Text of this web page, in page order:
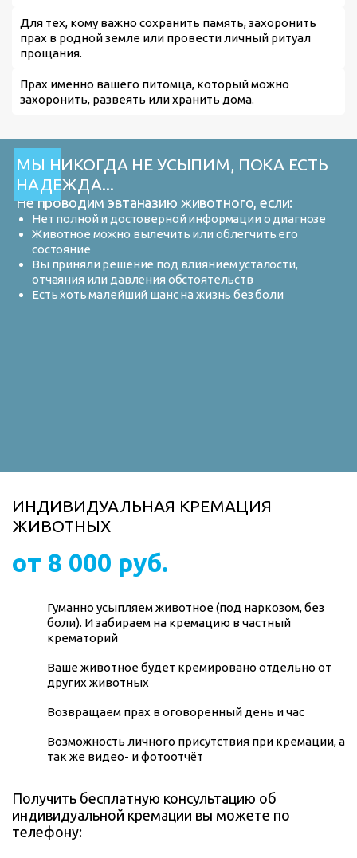
Для тех, кому важно сохранить память, захоронить
прах в родной земле или провести личный ритуал
прощания.
Прах именно вашего питомца, который можно
захоронить, развеять или хранить дома.
МЫ НИКОГДА НЕ УСЫПИМ, ПОКА ЕСТЬ
НАДЕЖДА...
Не проводим эвтаназию животного, если:
Нет полной и достоверной информации о диагнозе
Животное можно вылечить или облегчить его
состояние
Вы приняли решение под влиянием усталости,
отчаяния или давления обстоятельств
Есть хоть малейший шанс на жизнь без боли
ИНДИВИДУАЛЬНАЯ КРЕМАЦИЯ
ЖИВОТНЫХ
от 8 000 руб.
Гуманно усыпляем животное (под наркозом, без
боли). И забираем на кремацию в частный
крематорий
Ваше животное будет кремировано отдельно от
других животных
Возвращаем прах в оговоренный день и час
Возможность личного присутствия при кремации, а
так же видео- и фотоотчёт
Получить бесплатную консультацию об
индивидуальной кремации вы можете по
телефону: